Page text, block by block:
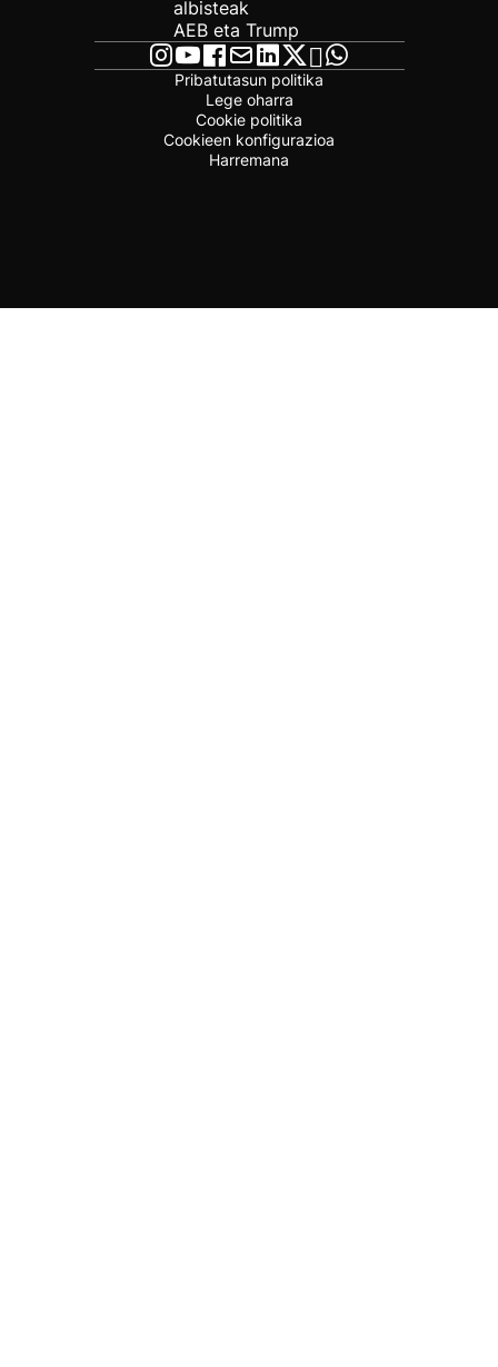
albisteak
AEB eta Trump
Pribatutasun politika
Lege oharra
Cookie politika
Cookieen konfigurazioa
Harremana